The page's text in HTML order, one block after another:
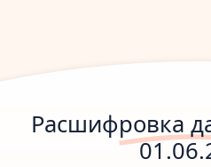
Расшифровка